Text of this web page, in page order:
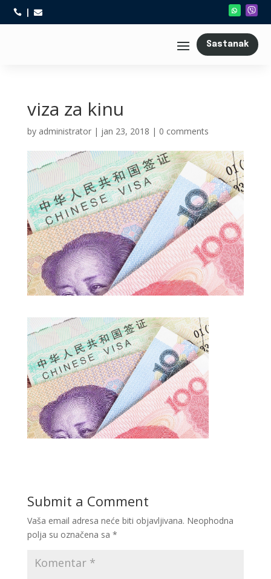
 
Sastanak
viza za kinu
by administrator| jan 23, 2018 | 0 comments
Submit a Comment
Vaša email adresa neće biti objavljivana. Neophodna
polja su označena sa *